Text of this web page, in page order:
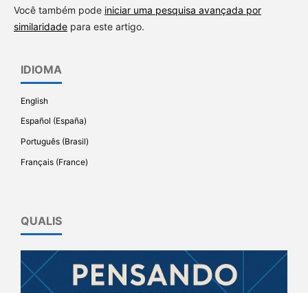
Você também pode iniciar uma pesquisa avançada por
similaridadepara este artigo.
IDIOMA
English
Español (España)
Português (Brasil)
Français (France)
QUALIS